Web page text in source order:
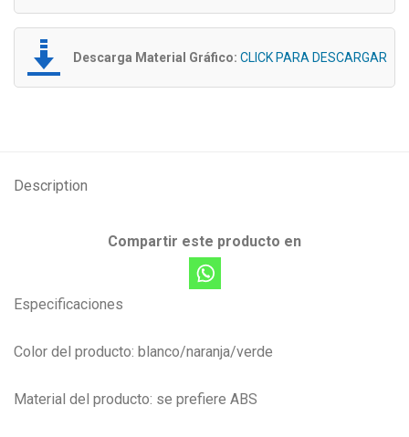
Descarga Material Gráfico: CLICK PARA DESCARGAR
Description
Compartir este producto en
Especificaciones
Color del producto: blanco/naranja/verde
Material del producto: se prefiere ABS